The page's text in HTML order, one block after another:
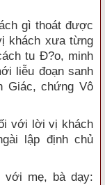
gì thoát được
khách xưa từng
tu Ð?o, minh
liễu đoạn sanh
Giác, chứng Vô
với lời vị khách
lập định chủ
với mẹ, bà dạy: